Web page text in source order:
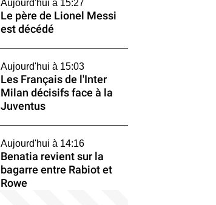
Aujourd'hui à 15:27
Le père de Lionel Messi
est décédé
Aujourd'hui à 15:03
Les Français de l'Inter
Milan décisifs face à la
Juventus
Aujourd'hui à 14:16
Benatia revient sur la
bagarre entre Rabiot et
Rowe